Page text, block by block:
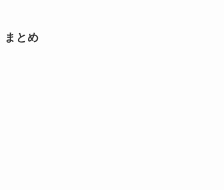
まとめ